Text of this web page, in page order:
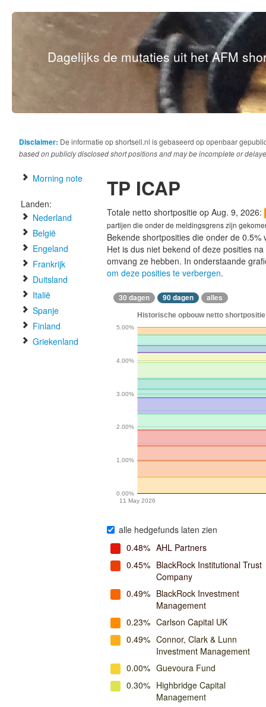
Dagelijks de mutaties uit het AFM
Disclaimer: De informatie op shortsell.nl is gebaseerd op openbaar
based on publicly disclosed short positions and may be incomplete or
Morning note
Landen:
Nederland
België
Engeland
Frankrijk
Duitsland
Italië
Spanje
Finland
Griekenland
TP ICAP
Totale netto shortpositie op Aug. 9, 2026:
partijen die onder de meldingsgrens zijn
Bekende shortposities die onder de
Het is dus niet bekend of deze posities
omvang ze hebben. In onderstaande
om deze posities te verbergen.
30 dagen 90 dagen alles
Historische opbouw netto
11 May 2026
0.00%
1.00%
2.00%
3.00%
4.00%
5.00%
alle hedgefunds laten zien
0.48% AHL Partners
0.45% BlackRock Institutional Trust
Company
0.49% BlackRock Investment
Management
0.23% Carlson Capital UK
0.49% Connor, Clark & Lunn
Investment Management
0.00% Guevoura Fund
0.30% Highbridge Capital
Management